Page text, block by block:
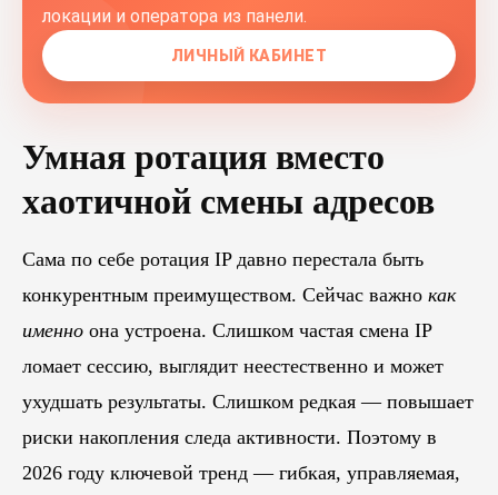
локации и оператора из панели.
ЛИЧНЫЙ КАБИНЕТ
Умная ротация вместо
хаотичной смены адресов
Сама по себе ротация IP давно перестала быть
конкурентным преимуществом. Сейчас важно как
именно она устроена. Слишком частая смена IP
ломает сессию, выглядит неестественно и может
ухудшать результаты. Слишком редкая — повышает
риски накопления следа активности. Поэтому в
2026 году ключевой тренд — гибкая, управляемая,